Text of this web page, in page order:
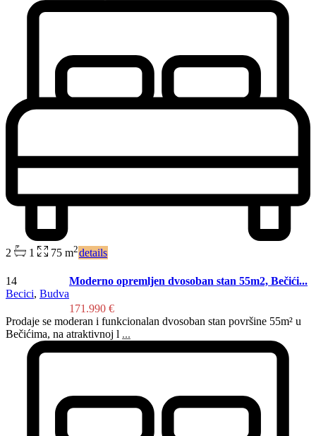
2 1 75 m2details
14
Becici, Budva
Moderno opremljen dvosoban stan 55m2, Bečići...
171.990 €
Prodaje se moderan i funkcionalan dvosoban stan površine 55m² u
Bečićima, na atraktivnoj l ...